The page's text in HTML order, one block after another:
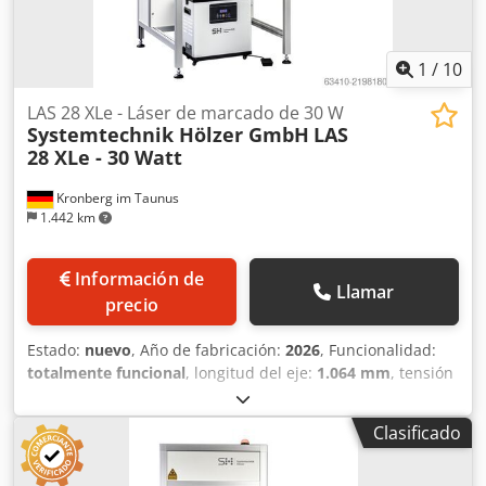
1 / 10
Kronberg im Taunus
1.442 km
LAS 28 XLe - Láser de marcado de 30 W
Systemtechnik Hölzer GmbH LAS
28 XLe - 30 Watt
Información de
precio
Llamar
Estado: nuevo, Año de fabricación: 2026, Funcionalidad:
totalmente funcional, longitud del eje: 1.064 mm, tensión
, tipo de corriente de entrada:
acondicionado, potencia del láser:30 W, tipo de
refrigeración:
, ancho total:1.500 mm
, altura total:
2.050 mm
, longitud total: 900 mm
Clasificado